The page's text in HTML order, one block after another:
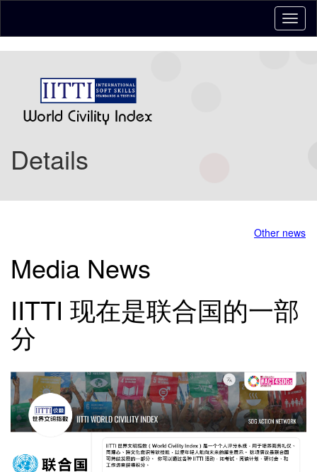
Details
Other news
Media News
IITTI 现在是联合国的一部
分